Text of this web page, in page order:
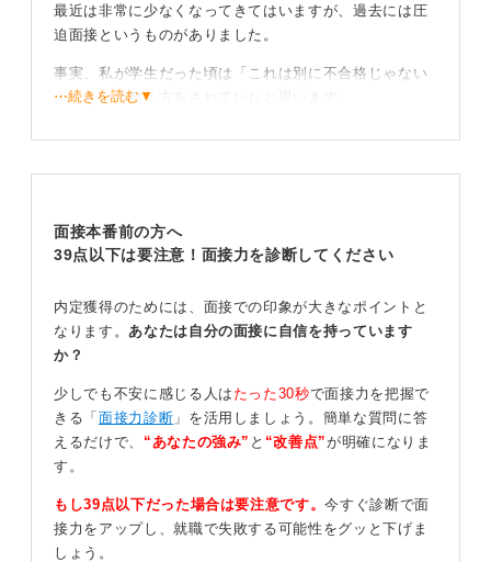
最近は非常に少なくなってきてはいますが、過去には圧
迫面接というものがありました。
事実、私が学生だった頃は「これは別に不合格じゃない
よ」という教え方をされていたと思います。
を測っているパターンが考えられるでしょう。
ただ、その企業がどういった意図でこのような面接をお
せん。
落ち込みすぎず次の選考に向けて前向きに振り返り
をおこなおう
圧迫感のあった面接を受けた後は気分が落ち込みがちに
なりますが、最も良くないことはそのショックを引きず
「最近にしては珍しいタイプの面接だったな。時代遅れ
の会社なのかも」くらいに受け止めて前向きにとらえて
⋯続きを読む▼
面接本番前の方へ
39点以下は要注意！面接力を診断してください
内定獲得のためには、面接での印象が大きなポイントと
なります。 あなたは自分の面接に自信を持っています
か？
少しでも不安に感じる人は たった30秒で面接力を把握で
きる「 面接力診断 」を活用しましょう。簡単な質問に答
えるだけで、 “あなたの強み” と “改善点”が明確になりま
す。
もし39点以下だった場合は要注意です。今すぐ診断で面
接力をアップし、就職で失敗する可能性をグッと下げま
しょう。